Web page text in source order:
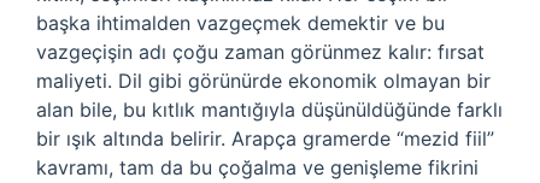
başka ihtimalden vazgeçmek demektir ve bu
vazgeçişin adı çoğu zaman görünmez kalır: fırsat
maliyeti. Dil gibi görünürde ekonomik olmayan bir
alan bile, bu kıtlık mantığıyla düşünüldüğünde farklı
bir ışık altında belirir. Arapça gramerde “mezid fiil”
kavramı, tam da bu çoğalma ve genişleme fikrini